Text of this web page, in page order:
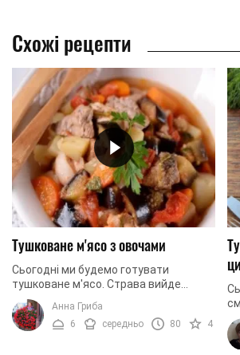
Схожі рецепти
Тушковане м'ясо з овочами
Сьогодні ми будемо готувати
тушковане м'ясо. Страва вийде
надзвичайно ніжною. Також до м'яса
додамо овочі: солодкий перець,
баклажани, цибулю, ...
Анна Гриба
6
середньо 80 4